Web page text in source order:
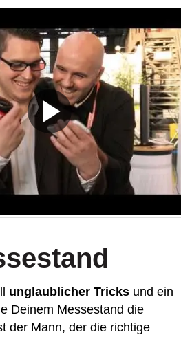
unglaublicher Tricks und ein
Deinem Messestand die
der Mann, der die richtige